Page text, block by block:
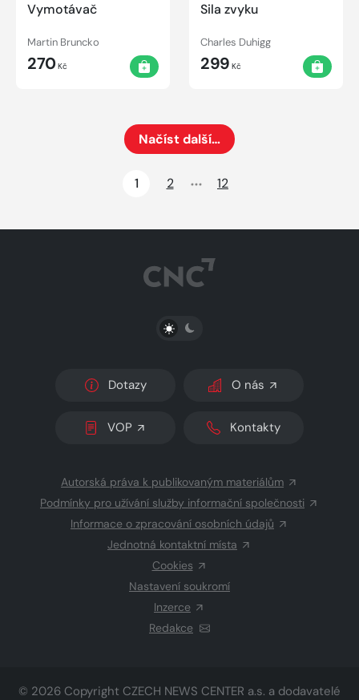
Vymotávač
Martin Bruncko
270Kč
Sila zvyku
Charles Duhigg
299 Kč
Načíst další…
1
2 12
PŘEPNOUT SVĚTLÝ/TMAVÝ REŽIM
Dotazy O nás
VOP Kontakty
Autorská práva k publikovaným materiálům
Podmínky pro užívání služby informační společnosti
Informace o zpracování osobních údajů
Jednotná kontaktní místa
Cookies
Nastavení soukromí
Inzerce
Redakce
© 2026 Copyright CZECH NEWS CENTER a.s. a dodavatelé